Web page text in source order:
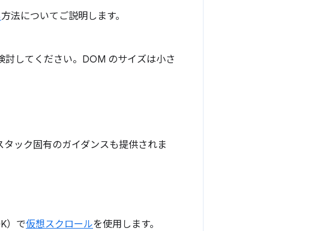
方法についてご説明します。
討してください。DOM のサイズは小さ
ック固有のガイダンスも提供されま
）で仮想スクロールを使用します。